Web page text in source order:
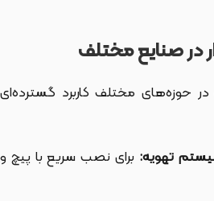
در صنایع مختلف
حوزه‌های مختلف کاربرد گسترده‌ای
تهویه: برای نصب سریع با پیچ و